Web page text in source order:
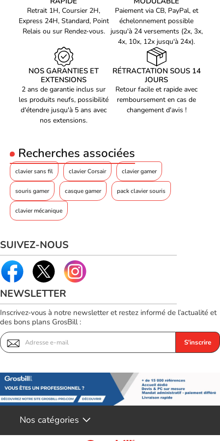
dernière touche pressée)
Code EAN
4894979048455
Référence produit
Référence constructeur
Voir produits Keychron
Voir les clavier pc Keychron
Retrait 1H, Coursier 2H,
Express 24H, Standard, Point
Relais ou sur Rendez-vous.
Paiement via CB, PayPal, et
échelonnement possible
jusqu'à 24 versements (2x, 3x,
4x, 10x, 12x jusqu'à 24x).
NOS GARANTIES ET
EXTENSIONS
2 ans de garantie inclus sur
les produits neufs, possibilité
d'étendre jusqu'à 5 ans avec
nos extensions.
RÉTRACTATION SOUS 14
JOURS
Retour facile et rapide avec
remboursement en cas de
changement d'avis !
Recherches associées
clavier sans fil clavier Corsair clavier gamer
souris gamer casque gamer pack clavier souris
clavier mécanique
SUIVEZ-NOUS
NEWSLETTER
Inscrivez-vous à notre newsletter et restez informé de l’actualité et
des bons plans GrosBill :
S'inscrire
Nos catégories